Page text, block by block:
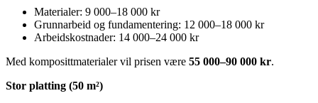
Materialer: 9 000–18 000 kr
Grunnarbeid og fundamentering: 12 000–18 000 kr
Arbeidskostnader: 14 000–24 000 kr
Med komposittmaterialer vil prisen være 55 000–90 000 kr.
Stor platting (50 m²)